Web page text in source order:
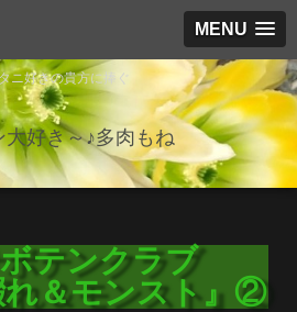
MENU
ニ好きの貴方に捧ぐ
大好き～♪多肉もね
テンクラブ
れ＆モンスト』②